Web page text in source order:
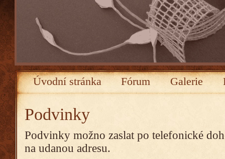
Úvodní stránka Fórum Galerie
Podvinky
Podvinky možno zaslat po telefonické
na udanou adresu.